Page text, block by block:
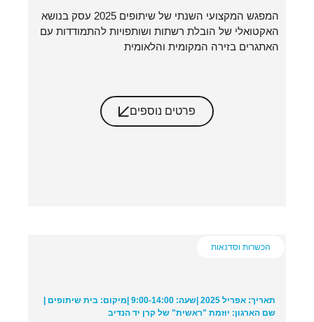
המפגש המקצועי השנתי של שיתופים 2025 עסק בנושא
האקטואלי של הובלת רשתות ושותפויות להתמודדות עם
האתגרים בזירה המקומית והלאומית
פרטים נוספים
הכשרות וסדנאות
תאריך: אפריל 2025 | שעה: 9:00-14:00 |
מיקום: בית שיתופים |
שם הארגון: יוזמת "ראשית" של קרן יד הנדיב